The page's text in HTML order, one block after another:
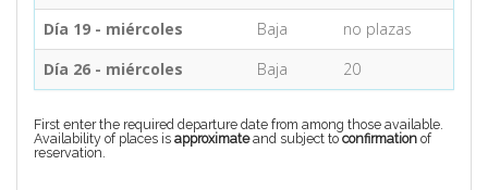
Día 19 - miércoles
Baja
no plazas
Día 26 - miércoles
Baja 20
First enter the required departure date from among those available.
Availability of places is approximateand subject toconfirmation of
reservation.